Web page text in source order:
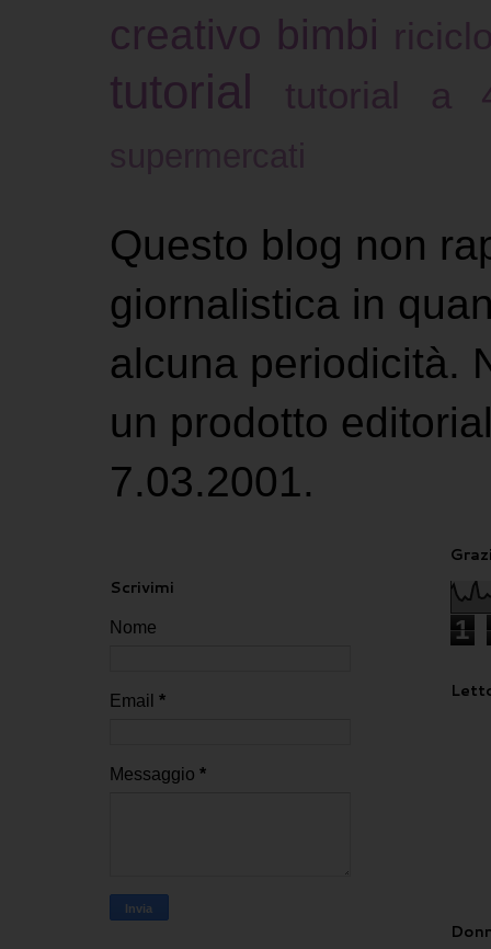
creativo bimbi
tutorial tutorial a
Questo blog non
giornalistica in
alcuna periodicità.
un prodotto
7.03.2001.
Scrivimi
Nome
Email *
Messaggio *
1